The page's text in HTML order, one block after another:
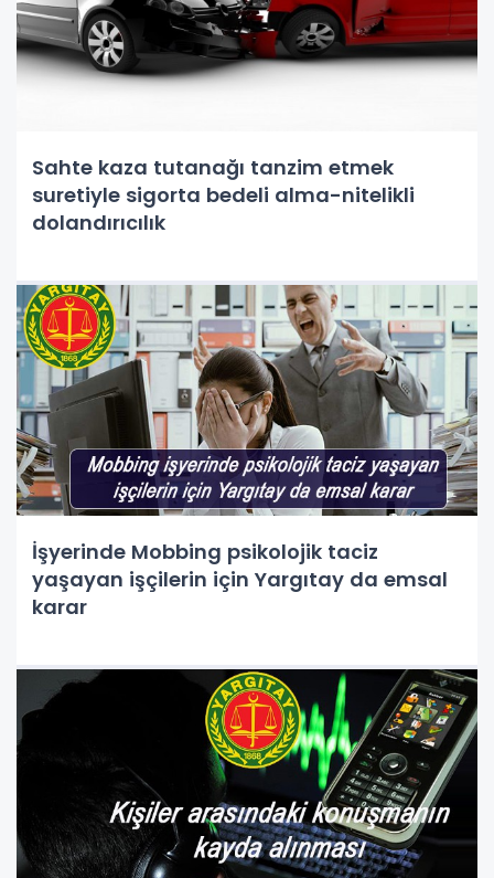
Sahte kaza tutanağı tanzim etmek
suretiyle sigorta bedeli alma-nitelikli
dolandırıcılık
İşyerinde Mobbing psikolojik taciz
yaşayan işçilerin için Yargıtay da emsal
karar